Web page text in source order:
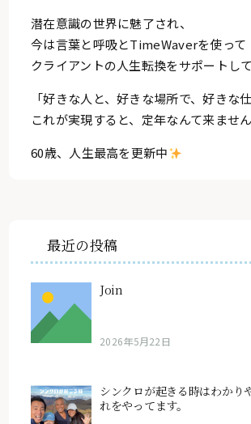
潜在意識の世界に魅了され、
今は言葉と呼吸とTimeWaverを使って
クライアントの人生転換をサポートして
「好きな人と、好きな場所で、好きな
これが実現すると、定年なんて来ません
60歳、人生最高を更新中
最近の投稿
Join
2026年5月22日
シンクロが起きる時はわかり
れをやってます。